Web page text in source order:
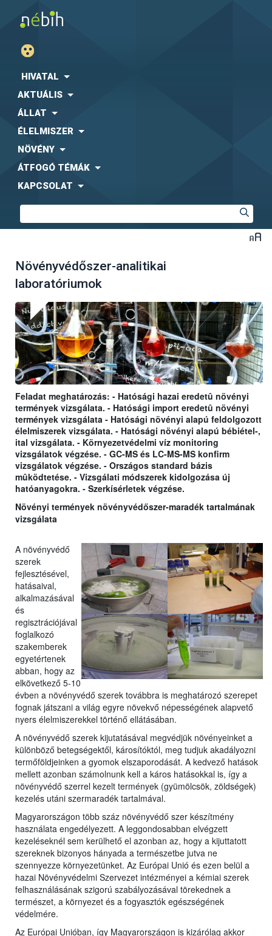
HIVATAL
AKTUÁLIS
ÁLLAT
ÉLELMISZER
NÖVÉNY
ÁTFOGÓ TÉMÁK
KAPCSOLAT
Növényvédőszer-analitikai
laboratóriumok
Feladat meghatározás: - Hatósági hazai eredetû növényi
termények vizsgálata. - Hatósági import eredetû növényi
termények vizsgálata - Hatósági növényi alapú feldolgozott
élelmiszerek vizsgálata. - Hatósági növényi alapú bébiétel-,
ital vizsgálata. - Környezetvédelmi víz monitoring
vizsgálatok végzése. - GC-MS és LC-MS-MS konfirm
vizsgálatok végzése. - Országos standard bázis
mûködtetése. - Vizsgálati módszerek kidolgozása új
hatóanyagokra. - Szerkísérletek végzése.
Növényi termények növényvédőszer-maradék tartalmának
vizsgálata
A növényvédő
szerek
fejlesztésével,
hatásaival,
alkalmazásával
és
regisztrációjával
foglalkozó
szakemberek
egyetértenek
abban, hogy az
elkövetkező 5-10
évben a növényvédő szerek továbbra is meghatározó szerepet
fognak játszani a világ egyre növekvő népességének alapvető
nyers élelmiszerekkel történő ellátásában.
A növényvédő szerek kijutatásával megvédjük növényeinket a
különböző betegségektől, károsítóktól, meg tudjuk akadályozni
termőföldjeinken a gyomok elszaporodását. A kedvező hatások
mellett azonban számolnunk kell a káros hatásokkal is, így a
növényvédő szerrel kezelt termények (gyümölcsök, zöldségek)
kezelés utáni szermaradék tartalmával.
Magyarországon több száz növényvédő szer készítmény
használata engedélyezett. A leggondosabban elvégzett
kezeléseknél sem kerülhető el azonban az, hogy a kijuttatott
szereknek bizonyos hányada a természetbe jutva ne
szennyezze környezetünket. Az Európai Unió és ezen belül a
hazai Növényvédelmi Szervezet intézményei a kémiai szerek
felhasználásának szigorú szabályozásával törekednek a
természet, a környezet és a fogyasztók egészségének
védelmére.
Az Európai Unióban, így Magyarországon is kizárólag akkor